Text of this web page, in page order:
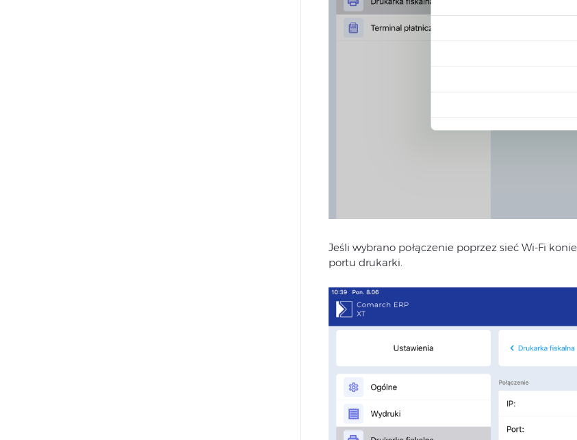
Jeśli wybrano połączenie poprzez sieć Wi-Fi
portu drukarki.